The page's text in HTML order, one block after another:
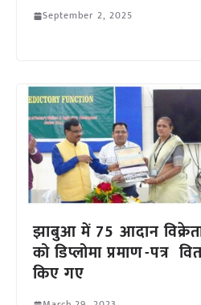
September 2, 2025
झाबुआ में 75 आदान
को डिप्लोमा प्रमाण-पत्र
किए गए